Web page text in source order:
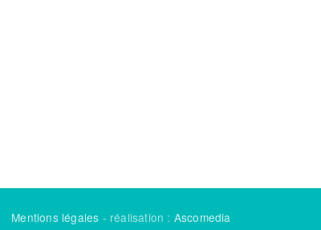
Mentions légales - réalisation : Ascomedia